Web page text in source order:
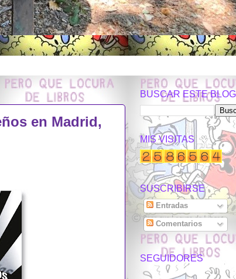
en Madrid,
BUSCAR ESTE BLOG
MIS VISITAS
SUSCRIBIRSE
Entradas
Comentarios
SEGUIDORES